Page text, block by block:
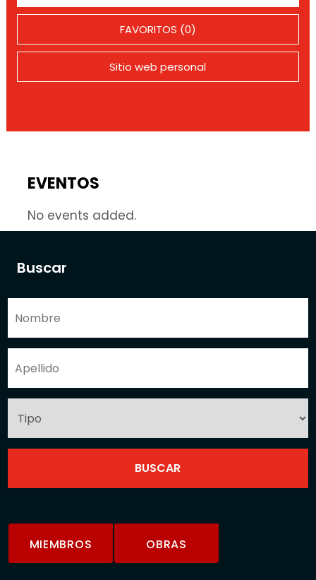
Buscar
MIEMBROS OBRAS
FAVORITOS (0)
Sitio web personal
EVENTOS
No events added.